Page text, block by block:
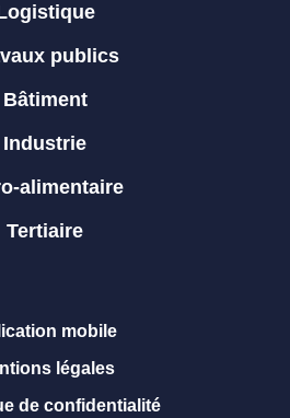
publics
Bâtiment
Industrie
alimentaire
Tertiaire
mobile
légales
de confidentialité